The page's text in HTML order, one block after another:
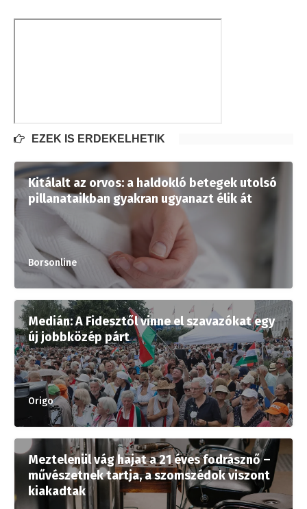
EZEK IS ÉRDEKELHETIK
Kitálalt az orvos: a haldokló betegek utolsó
pillanataikban gyakran ugyanazt élik át
Borsonline
Medián: A Fidesztől vinne el szavazókat egy
új jobbközép párt
Origo
Meztelenül vág hajat a 21 éves fodrásznő –
művészetnek tartja, a szomszédok viszont
kiakadtak